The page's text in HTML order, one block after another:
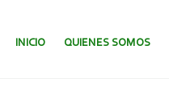
SALTAR AL CONTENIDO.
INICIO QUIENES SOMOS